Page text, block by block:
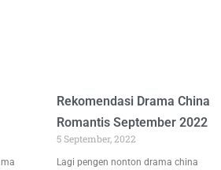
Rekomendasi Drama China
Romantis September 2022
5 September, 2022
Lagi pengen nonton drama china